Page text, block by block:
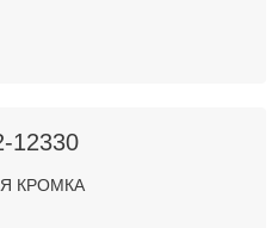
12330
КРОМКА